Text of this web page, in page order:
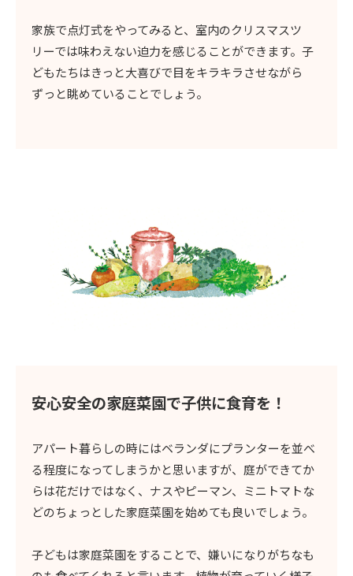
家族で点灯式をやってみると、室内のクリスマスツ
リーでは味わえない迫力を感じることができます。子
どもたちはきっと大喜びで目をキラキラさせながら
ずっと眺めていることでしょう。
安心安全の家庭菜園で子供に食育を！
アパート暮らしの時にはベランダにプランターを並べ
る程度になってしまうかと思いますが、庭ができてか
らは花だけではなく、ナスやピーマン、ミニトマトな
どのちょっとした家庭菜園を始めても良いでしょう。
子どもは家庭菜園をすることで、嫌いになりがちなも